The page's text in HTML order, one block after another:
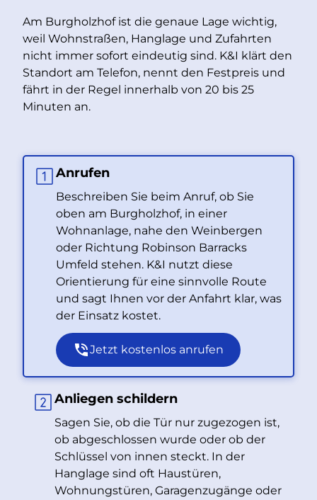
Am Burgholzhof ist die genaue Lage wichtig,
weil Wohnstraßen, Hanglage und Zufahrten
nicht immer sofort eindeutig sind. K&I klärt den
Standort am Telefon, nennt den Festpreis und
fährt in der Regel innerhalb von 20 bis 25
Minuten an.
Anrufen
Beschreiben Sie beim Anruf, ob Sie
oben am Burgholzhof, in einer
Wohnanlage, nahe den Weinbergen
oder Richtung Robinson Barracks
Umfeld stehen. K&I nutzt diese
Orientierung für eine sinnvolle Route
und sagt Ihnen vor der Anfahrt klar, was
der Einsatz kostet.
Jetzt kostenlos anrufen
Anliegen schildern
Sagen Sie, ob die Tür nur zugezogen ist,
ob abgeschlossen wurde oder ob der
Schlüssel von innen steckt. In der
Hanglage sind oft Haustüren,
Wohnungstüren, Garagenzugänge oder